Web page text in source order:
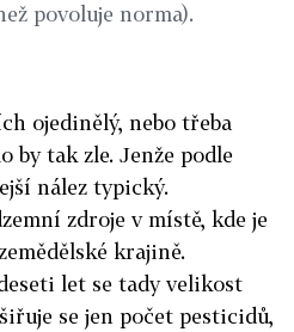
povoluje norma).
ojedinělý, nebo třeba
by tak zle. Jenže podle
nález typický.
zdroje v místě, kde je
krajině.
let se tady velikost
se jen počet pesticidů,